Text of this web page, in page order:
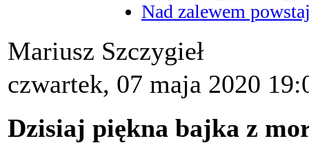
Nad zalewem
Mariusz Szczygieł
czwartek, 07 maja 2020
Dzisiaj piękna bajka z